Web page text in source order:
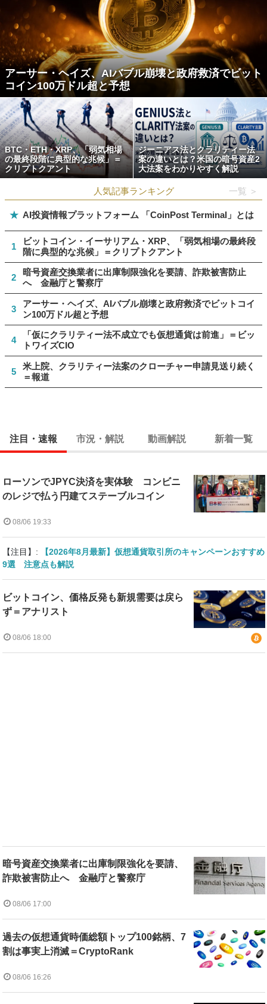
アーサー・ヘイズ、AIバブル崩壊と政府救済でビット
コイン100万ドル超と予想
BTC・ETH・XRP、「弱気相場
の最終段階に典型的な兆候」＝
クリプトクアント
ジーニアス法とクラリティー法
案の違いとは？米国の暗号資産2
大法案をわかりやすく解説
人気記事ランキング 一覧 ＞
★ AI投資情報プラットフォーム 「CoinPost Terminal」とは
1
ビットコイン・イーサリアム・XRP、「弱気相場の最終段
階に典型的な兆候」＝クリプトクアント
2
暗号資産交換業者に出庫制限強化を要請、詐欺被害防止
へ 金融庁と警察庁
3
アーサー・ヘイズ、AIバブル崩壊と政府救済でビットコイ
ン100万ドル超と予想
4
「仮にクラリティー法不成立でも仮想通貨は前進」＝ビッ
トワイズCIO
5
米上院、クラリティー法案のクローチャー申請見送り続く
＝報道
注目・速報 市況・解説 動画解説 新着一覧
ローソンでJPYC決済を実体験 コンビニ
のレジで払う円建てステーブルコイン
08/06 19:33
【注目】:
【2026年8月最新】仮想通貨取引所のキャンペーンおすすめ
9選 注意点も解説
ビットコイン、価格反発も新規需要は戻ら
ず＝アナリスト
08/06 18:00
暗号資産交換業者に出庫制限強化を要請、
詐欺被害防止へ 金融庁と警察庁
08/06 17:00
過去の仮想通貨時価総額トップ100銘柄、7
割は事実上消滅＝CryptoRank
08/06 16:26